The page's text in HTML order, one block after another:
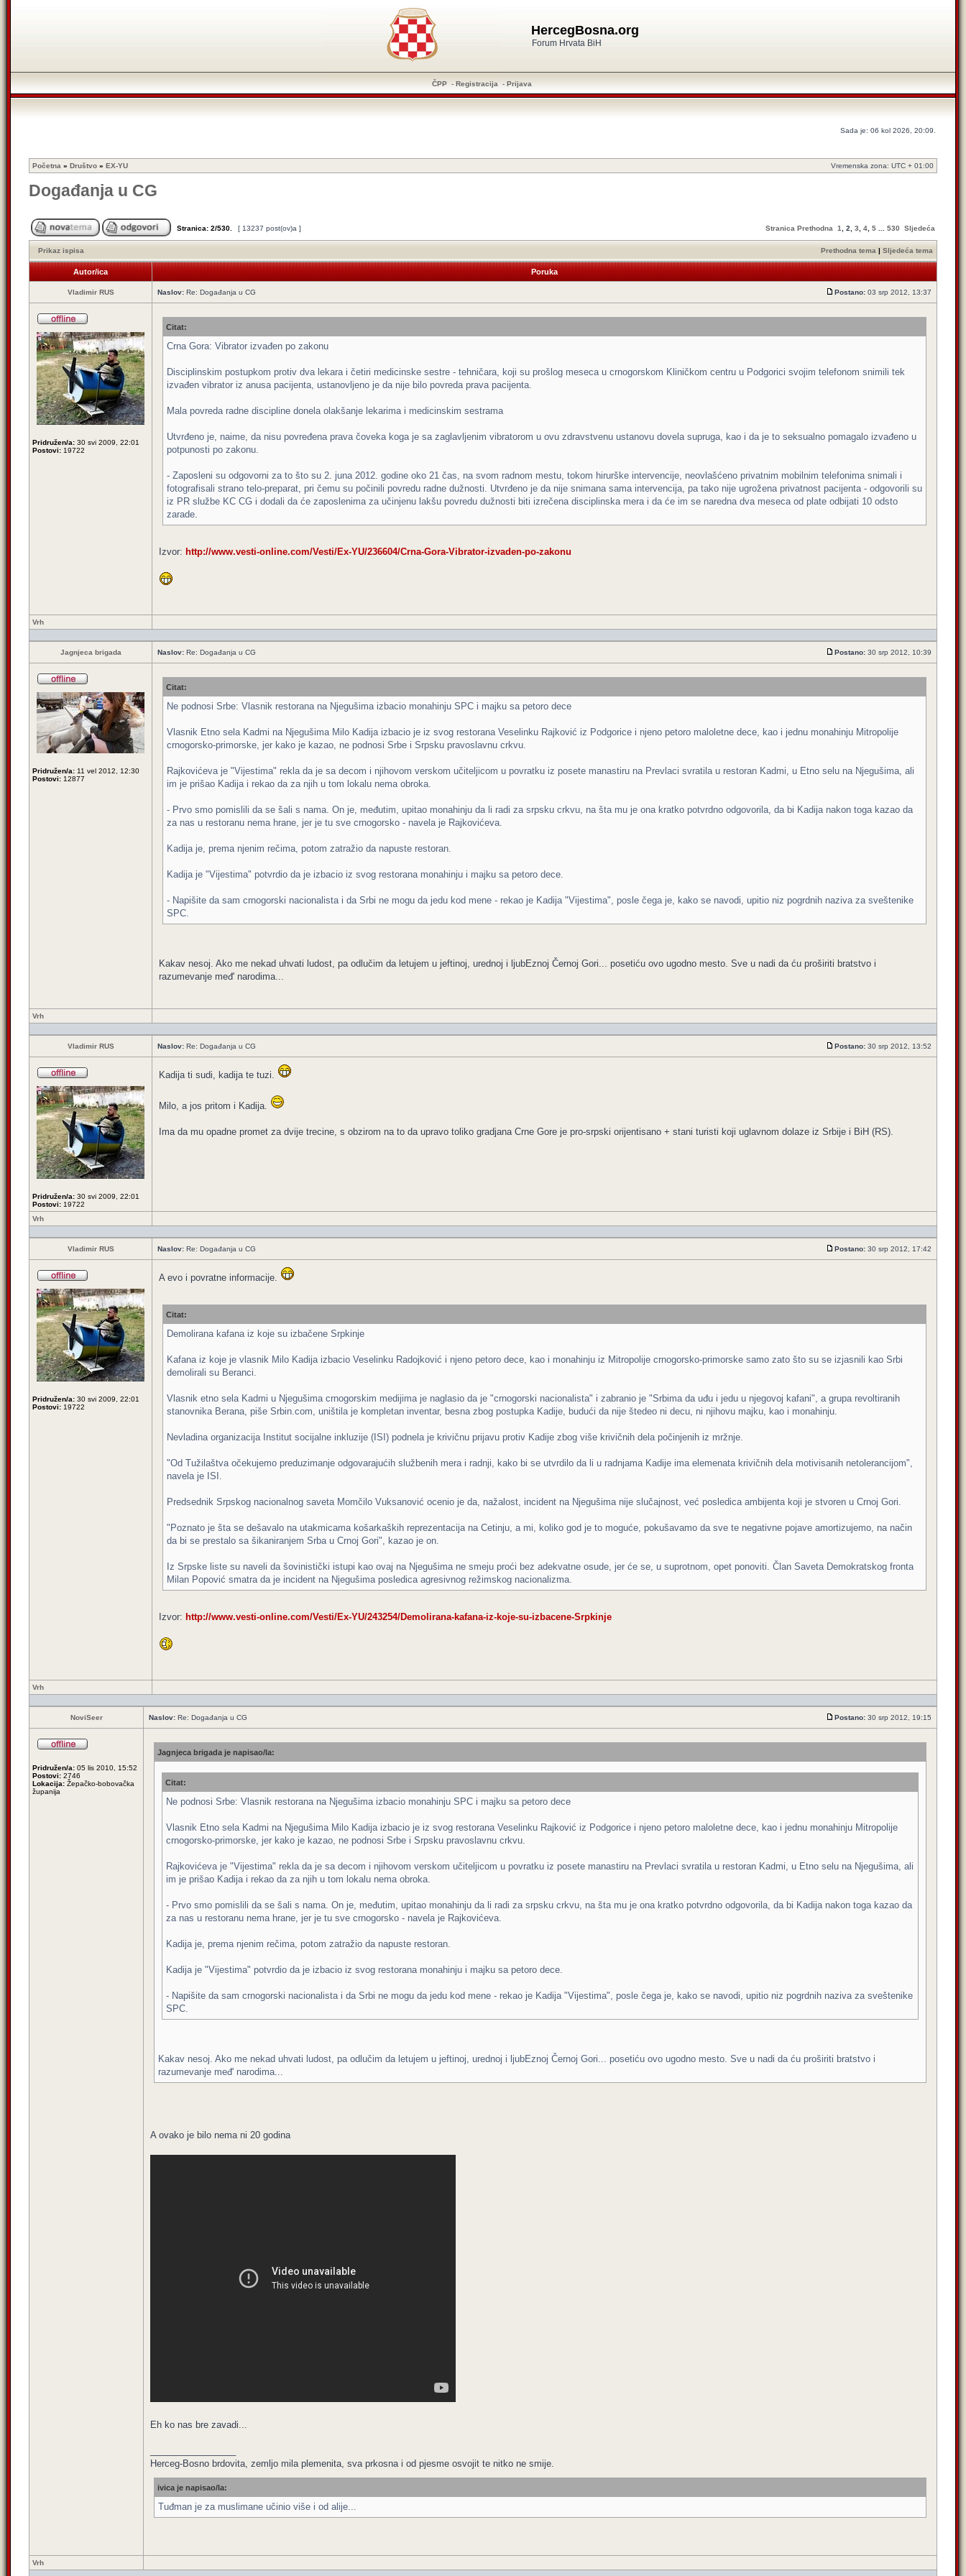
HercegBosna.org
Forum Hrvata BiH
ČPP - Registracija - Prijava
Sada je: 06 kol 2026, 20:09.
Početna » Društvo » EX-YU Vremenska zona: UTC + 01:00
Događanja u CG
Stranica: 2/530 [ 13237 post(ov)a ] Stranica Prethodna 1 2 3 4 5 530 Sljedeća
Prikaz ispisa Prethodna tema | Sljedeća tema
Autor/ica Poruka
Vladimir RUS Naslov: Re: Događanja u CG Postano: 03 srp 2012, 13:37
Pridružen/a: 30 svi 2009, 22:01
Postovi: 19722
Citat:
Crna Gora: Vibrator izvađen po zakonu
Disciplinskim postupkom protiv dva lekara i četiri medicinske sestre - tehničara, koji su prošlog meseca u crnogorskom Kliničkom centru u Podgorici svojim telefonom snimili tek
izvađen vibrator iz anusa pacijenta, ustanovljeno je da nije bilo povreda prava pacijenta.
Mala povreda radne discipline donela olakšanje lekarima i medicinskim sestrama
Utvrđeno je, naime, da nisu povređena prava čoveka koga je sa zaglavljenim vibratorom u ovu zdravstvenu ustanovu dovela supruga, kao i da je to seksualno pomagalo izvađeno u
potpunosti po zakonu.
- Zaposleni su odgovorni za to što su 2. juna 2012. godine oko 21 čas, na svom radnom mestu, tokom hirurške intervencije, neovlašćeno privatnim mobilnim telefonima snimali i
fotografisali strano telo-preparat, pri čemu su počinili povredu radne dužnosti. Utvrđeno je da nije snimana sama intervencija, pa tako nije ugrožena privatnost pacijenta - odgovorili su
iz PR službe KC CG i dodali da će zaposlenima za učinjenu lakšu povredu dužnosti biti izrečena disciplinska mera i da će im se naredna dva meseca od plate odbijati 10 odsto
zarade.
Izvor: http://www.vesti-online.com/Vesti/Ex-YU/236604/Crna-Gora-Vibrator-izvaden-po-zakonu
Vrh
Jagnjeca brigada Naslov: Re: Događanja u CG Postano: 30 srp 2012, 10:39
Pridružen/a: 11 vel 2012, 12:30
Postovi: 12877
Citat:
Ne podnosi Srbe: Vlasnik restorana na Njegušima izbacio monahinju SPC i majku sa petoro dece
Vlasnik Etno sela Kadmi na Njegušima Milo Kadija izbacio je iz svog restorana Veselinku Rajković iz Podgorice i njeno petoro maloletne dece, kao i jednu monahinju Mitropolije
crnogorsko-primorske, jer kako je kazao, ne podnosi Srbe i Srpsku pravoslavnu crkvu.
Rajkovićeva je "Vijestima" rekla da je sa decom i njihovom verskom učiteljicom u povratku iz posete manastiru na Prevlaci svratila u restoran Kadmi, u Etno selu na Njegušima, ali
im je prišao Kadija i rekao da za njih u tom lokalu nema obroka.
- Prvo smo pomislili da se šali s nama. On je, međutim, upitao monahinju da li radi za srpsku crkvu, na šta mu je ona kratko potvrdno odgovorila, da bi Kadija nakon toga kazao da
za nas u restoranu nema hrane, jer je tu sve crnogorsko - navela je Rajkovićeva.
Kadija je, prema njenim rečima, potom zatražio da napuste restoran.
Kadija je "Vijestima" potvrdio da je izbacio iz svog restorana monahinju i majku sa petoro dece.
- Napišite da sam crnogorski nacionalista i da Srbi ne mogu da jedu kod mene - rekao je Kadija "Vijestima", posle čega je, kako se navodi, upitio niz pogrdnih naziva za sveštenike
SPC.
Kakav nesoj. Ako me nekad uhvati ludost, pa odlučim da letujem u jeftinoj, urednoj i ljubEznoj Černoj Gori... posetiću ovo ugodno mesto. Sve u nadi da ću proširiti bratstvo i
razumevanje međ' narodima...
Vrh
Vladimir RUS Naslov: Re: Događanja u CG Postano: 30 srp 2012, 13:52
Pridružen/a: 30 svi 2009, 22:01
Postovi: 19722
Kadija ti sudi, kadija te tuzi.
Milo, a jos pritom i Kadija.
Ima da mu opadne promet za dvije trecine, s obzirom na to da upravo toliko gradjana Crne Gore je pro-srpski orijentisano + stani turisti koji uglavnom dolaze iz Srbije i BiH (RS).
Vrh
Vladimir RUS Naslov: Re: Događanja u CG Postano: 30 srp 2012, 17:42
Pridružen/a: 30 svi 2009, 22:01
Postovi: 19722
A evo i povratne informacije.
Citat:
Demolirana kafana iz koje su izbačene Srpkinje
Kafana iz koje je vlasnik Milo Kadija izbacio Veselinku Radojković i njeno petoro dece, kao i monahinju iz Mitropolije crnogorsko-primorske samo zato što su se izjasnili kao Srbi
demolirali su Beranci.
Vlasnik etno sela Kadmi u Njegušima crnogorskim medijima je naglasio da je "crnogorski nacionalista" i zabranio je "Srbima da uđu i jedu u njegovoj kafani", a grupa revoltiranih
stanovnika Berana, piše Srbin.com, uništila je kompletan inventar, besna zbog postupka Kadije, budući da nije štedeo ni decu, ni njihovu majku, kao i monahinju.
Nevladina organizacija Institut socijalne inkluzije (ISI) podnela je krivičnu prijavu protiv Kadije zbog više krivičnih dela počinjenih iz mržnje.
"Od Tužilaštva očekujemo preduzimanje odgovarajućih službenih mera i radnji, kako bi se utvrdilo da li u radnjama Kadije ima elemenata krivičnih dela motivisanih netolerancijom",
navela je ISI.
Predsednik Srpskog nacionalnog saveta Momčilo Vuksanović ocenio je da, nažalost, incident na Njegušima nije slučajnost, već posledica ambijenta koji je stvoren u Crnoj Gori.
"Poznato je šta se dešavalo na utakmicama košarkaških reprezentacija na Cetinju, a mi, koliko god je to moguće, pokušavamo da sve te negativne pojave amortizujemo, na način
da bi se prestalo sa šikaniranjem Srba u Crnoj Gori", kazao je on.
Iz Srpske liste su naveli da šovinistički istupi kao ovaj na Njegušima ne smeju proći bez adekvatne osude, jer će se, u suprotnom, opet ponoviti. Član Saveta Demokratskog fronta
Milan Popović smatra da je incident na Njegušima posledica agresivnog režimskog nacionalizma.
Izvor: http://www.vesti-online.com/Vesti/Ex-YU/243254/Demolirana-kafana-iz-koje-su-izbacene-Srpkinje
Vrh
NoviSeer Naslov: Re: Događanja u CG Postano: 30 srp 2012, 19:15
Pridružen/a: 05 lis 2010, 15:52
Postovi: 2746
Lokacija: Žepačko-bobovačka
županija
Jagnjeca brigada je napisao/la:
Citat:
Ne podnosi Srbe: Vlasnik restorana na Njegušima izbacio monahinju SPC i majku sa petoro dece
Vlasnik Etno sela Kadmi na Njegušima Milo Kadija izbacio je iz svog restorana Veselinku Rajković iz Podgorice i njeno petoro maloletne dece, kao i jednu monahinju Mitropolije
crnogorsko-primorske, jer kako je kazao, ne podnosi Srbe i Srpsku pravoslavnu crkvu.
Rajkovićeva je "Vijestima" rekla da je sa decom i njihovom verskom učiteljicom u povratku iz posete manastiru na Prevlaci svratila u restoran Kadmi, u Etno selu na Njegušima, ali
im je prišao Kadija i rekao da za njih u tom lokalu nema obroka.
- Prvo smo pomislili da se šali s nama. On je, međutim, upitao monahinju da li radi za srpsku crkvu, na šta mu je ona kratko potvrdno odgovorila, da bi Kadija nakon toga kazao da
za nas u restoranu nema hrane, jer je tu sve crnogorsko - navela je Rajkovićeva.
Kadija je, prema njenim rečima, potom zatražio da napuste restoran.
Kadija je "Vijestima" potvrdio da je izbacio iz svog restorana monahinju i majku sa petoro dece.
- Napišite da sam crnogorski nacionalista i da Srbi ne mogu da jedu kod mene - rekao je Kadija "Vijestima", posle čega je, kako se navodi, upitio niz pogrdnih naziva za sveštenike
SPC.
Kakav nesoj. Ako me nekad uhvati ludost, pa odlučim da letujem u jeftinoj, urednoj i ljubEznoj Černoj Gori... posetiću ovo ugodno mesto. Sve u nadi da ću proširiti bratstvo i
razumevanje međ' narodima...
A ovako je bilo nema ni 20 godina
Eh ko nas bre zavadi...
Herceg-Bosno brdovita, zemljo mila plemenita, sva prkosna i od pjesme osvojit te nitko ne smije.
ivica je napisao/la:
Tuđman je za muslimane učinio više i od alije...
Vrh